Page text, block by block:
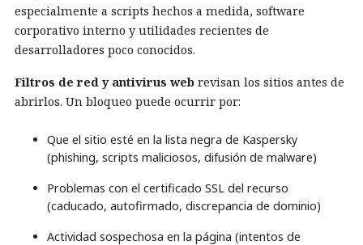
especialmente a scripts hechos a medida, software
corporativo interno y utilidades recientes de
desarrolladores poco conocidos.
Filtros de red y antivirus web revisan los sitios antes de
abrirlos. Un bloqueo puede ocurrir por:
Que el sitio esté en la lista negra de Kaspersky
(phishing, scripts maliciosos, difusión de malware)
Problemas con el certificado SSL del recurso
(caducado, autofirmado, discrepancia de dominio)
Actividad sospechosa en la página (intentos de